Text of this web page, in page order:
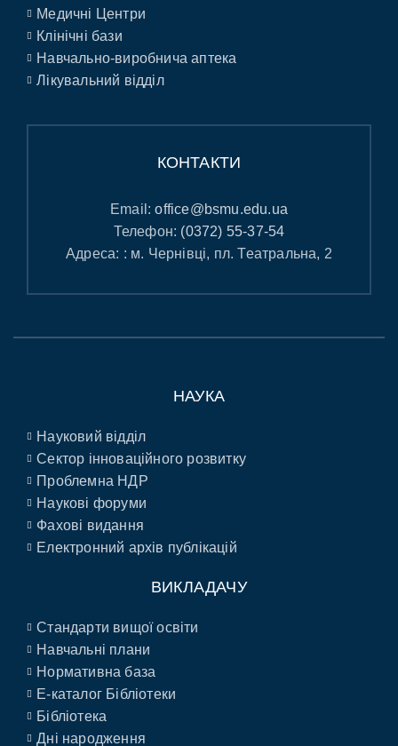
Медичні Центри
Клінічні бази
Навчально-виробнича аптека
Лікувальний відділ
КОНТАКТИ
Email:office@bsmu.edu.ua
Телефон: (0372) 55-37-54
Адреса: : м. Чернівці, пл. Театральна, 2
НАУКА
Науковий відділ
Сектор інноваційного розвитку
Проблемна НДР
Наукові форуми
Фахові видання
Електронний архів публікацій
ВИКЛАДАЧУ
Стандарти вищої освіти
Навчальні плани
Нормативна база
E-каталог Бібліотеки
Бібліотека
Дні народження